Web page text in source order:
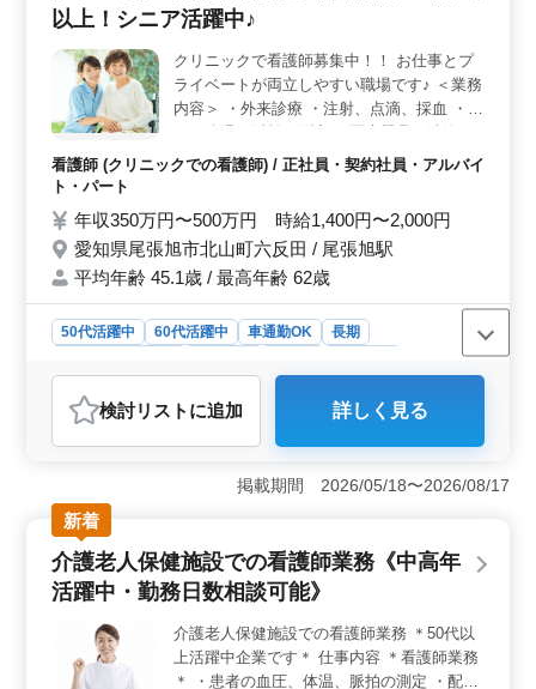
以上！シニア活躍中♪
クリニックで看護師募集中！！ お仕事とプ
ライベートが両立しやすい職場です♪ ＜業務
内容＞ ・外来診療 ・注射、点滴、採血 ・血
消毒 ・薬品や備品・器具の発注 ・バイタル
当あり ・マイカー通勤可能 質問等ございま
したら、お気軽にお問い合わせ下さい！ 皆
様のご応募お待ちしております＾＾★
看護師 (クリニックでの看護師) / 正社員・契約社員・アルバイ
ト・パート
年収350万円〜500万円 時給1,400円〜2,000円
愛知県尾張旭市北山町六反田 / 尾張旭駅
平均年齢 45.1歳 / 最高年齢 62歳
50代活躍中 60代活躍中 車通勤OK
長期
おすすめポイント
＜クリニックでの看護師募集の特徴＞ クリニックでは
外来診療や医療業務のサポートを担当します。注射や採
血、バイタルサインの測定などの医療業務からカルテの
整理や医療器具の管理まで幅広く行います。また年間休
日が120日以上と多く、プライベートとの両立がしやすい
環境です。 ＜シニアの方々も活躍中＞ 経験豊富な
シニアの方々が活躍しており、50代や60代の方々も歓迎
できる仕事です。また資格手当があり、マイカー通勤も
可能なので通勤の手段に応じて柔軟に働くことができま
す。 ＜福利厚生の充実＞ 福利厚生面でも充実して
検討リスト に追加 詳しく見る
掲載期間 2026/05/18〜2026/08/17
新着
介護老人保健施設での看護師業務《中高年
活躍中・勤務日数相談可能》
介護老人保健施設での看護師業務 ＊50代以
上活躍中企業です＊ 仕事内容 ＊看護師業務
＊ ・患者の血圧、体温、脈拍の測定 ・配薬